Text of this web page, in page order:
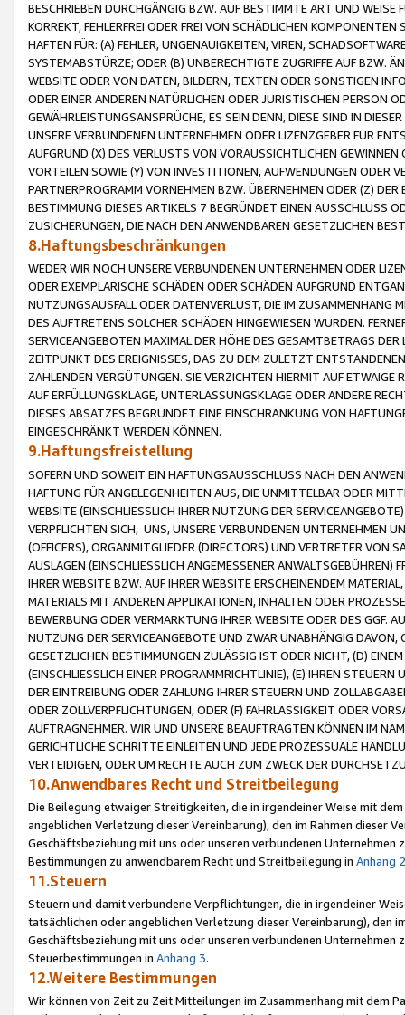
BESCHRIEBEN DURCHGÄNGIG BZW. AUF BESTIMMTE ART UND
KORREKT, FEHLERFREI ODER FREI VON SCHÄDLICHEN
HAFTEN FÜR: (A) FEHLER, UNGENAUIGKEITEN, VIREN,
SYSTEMABSTÜRZE; ODER (B) UNBERECHTIGTE ZUGRIFFE AUF BZW.
WEBSITE ODER VON DATEN, BILDERN, TEXTEN ODER SONSTIGEN
ODER EINER ANDEREN NATÜRLICHEN ODER JURISTISCHEN PERSON
GEWÄHRLEISTUNGSANSPRÜCHE, ES SEIN DENN, DIESE SIND IN
UNSERE VERBUNDENEN UNTERNEHMEN ODER LIZENZGEBER FÜR
AUFGRUND (X) DES VERLUSTS VON VORAUSSICHTLICHEN
VORTEILEN SOWIE (Y) VON INVESTITIONEN, AUFWENDUNGEN ODER
PARTNERPROGRAMM VORNEHMEN BZW. ÜBERNEHMEN ODER (Z)
BESTIMMUNG DIESES ARTIKELS 7 BEGRÜNDET EINEN AUSSCHLUSS
ZUSICHERUNGEN, DIE NACH DEN ANWENDBAREN GESETZLICHEN
8.Haftungsbeschränkungen
WEDER WIR NOCH UNSERE VERBUNDENEN UNTERNEHMEN ODER
ODER EXEMPLARISCHE SCHÄDEN ODER SCHÄDEN AUFGRUND
NUTZUNGSAUSFALL ODER DATENVERLUST, DIE IM ZUSAMMENHANG
DES AUFTRETENS SOLCHER SCHÄDEN HINGEWIESEN WURDEN.
SERVICEANGEBOTEN MAXIMAL DER HÖHE DES GESAMTBETRAGS
ZEITPUNKT DES EREIGNISSES, DAS ZU DEM ZULETZT
ZAHLENDEN VERGÜTUNGEN. SIE VERZICHTEN HIERMIT AUF
AUF ERFÜLLUNGSKLAGE, UNTERLASSUNGSKLAGE ODER ANDERE
DIESES ABSATZES BEGRÜNDET EINE EINSCHRÄNKUNG VON
EINGESCHRÄNKT WERDEN KÖNNEN.
9.Haftungsfreistellung
SOFERN UND SOWEIT EIN HAFTUNGSAUSSCHLUSS NACH DEN
HAFTUNG FÜR ANGELEGENHEITEN AUS, DIE UNMITTELBAR ODER
WEBSITE (EINSCHLIESSLICH IHRER NUTZUNG DER
VERPFLICHTEN SICH, UNS, UNSERE VERBUNDENEN UNTERNEHMEN
(OFFICERS), ORGANMITGLIEDER (DIRECTORS) UND VERTRETER VON
AUSLAGEN (EINSCHLIESSLICH ANGEMESSENER
IHRER WEBSITE BZW. AUF IHRER WEBSITE ERSCHEINENDEM
MATERIALS MIT ANDEREN APPLIKATIONEN, INHALTEN ODER
BEWERBUNG ODER VERMARKTUNG IHRER WEBSITE ODER DES GGF.
NUTZUNG DER SERVICEANGEBOTE UND ZWAR UNABHÄNGIG
GESETZLICHEN BESTIMMUNGEN ZULÄSSIG IST ODER NICHT, (D)
(EINSCHLIESSLICH EINER PROGRAMMRICHTLINIE), (E) IHREN
DER EINTREIBUNG ODER ZAHLUNG IHRER STEUERN UND
ODER ZOLLVERPFLICHTUNGEN, ODER (F) FAHRLÄSSIGKEIT ODER
AUFTRAGNEHMER. WIR UND UNSERE BEAUFTRAGTEN KÖNNEN IM
GERICHTLICHE SCHRITTE EINLEITEN UND JEDE PROZESSUALE
VERTEIDIGEN, ODER UM RECHTE AUCH ZUM ZWECK DER
10.Anwendbares Recht und Streitbeilegung
Die Beilegung etwaiger Streitigkeiten, die in irgendeiner Weise mit
angeblichen Verletzung dieser Vereinbarung), den im Rahmen dieser
Geschäftsbeziehung mit uns oder unseren verbundenen
Bestimmungen zu anwendbarem Recht und Streitbeilegung in Anhang 2
11.Steuern
Steuern und damit verbundene Verpflichtungen, die in irgendeiner
tatsächlichen oder angeblichen Verletzung dieser Vereinbarung), den
Geschäftsbeziehung mit uns oder unseren verbundenen
Steuerbestimmungen in Anhang 3.
12.Weitere Bestimmungen
Wir können von Zeit zu Zeit Mitteilungen im Zusammenhang mit dem